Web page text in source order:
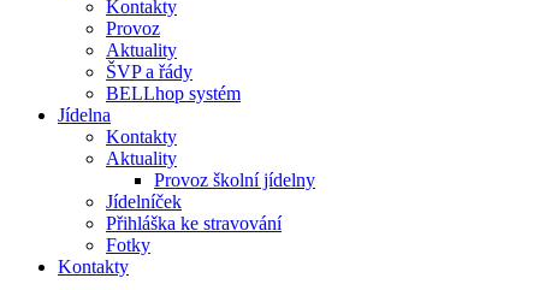
Kontakty
Provoz
Aktuality
ŠVP a řády
BELLhop systém
Jídelna
Kontakty
Aktuality
Provoz školní jídelny
Jídelníček
Přihláška ke stravování
Fotky
Kontakty